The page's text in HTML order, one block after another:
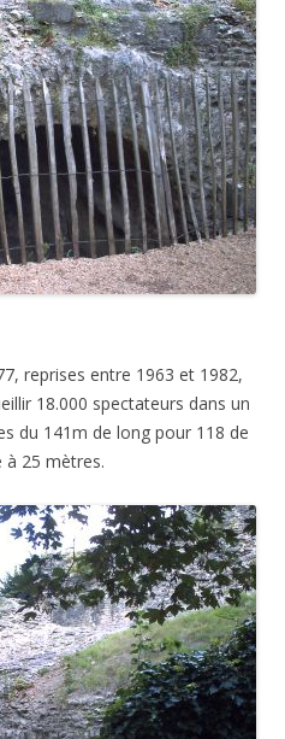
reprises entre 1963 et 1982,
18.000 spectateurs dans un
du 141m de long pour 118 de
à 25 mètres.